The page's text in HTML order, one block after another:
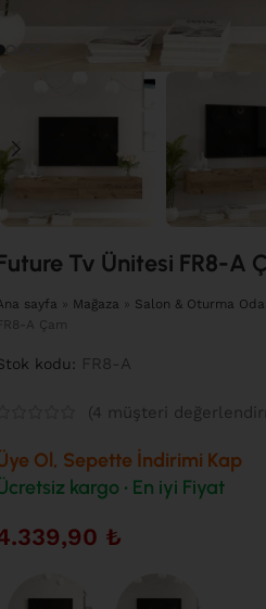
Tv Ünitesi FR8-A
sayfa » Mağaza » Salon & Oturma
A Çam
kodu: FR8-A
(4 müşteri
Ol, Sepette İndirimi Kap
kargo • En iyi Fiyat
₺